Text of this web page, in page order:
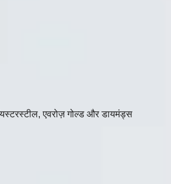
एवरोज़ गोल्ड और डायमंड्स